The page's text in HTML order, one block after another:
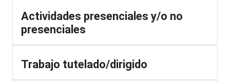
Actividades presenciales y/o no
presenciales
Trabajo tutelado/dirigido